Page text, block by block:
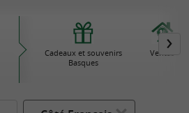
Cadeaux et souvenirs
Basques
Ventas